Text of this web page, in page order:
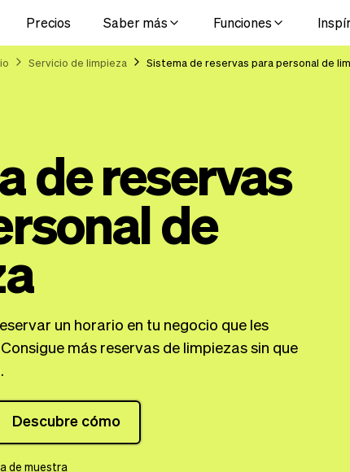
Precios Saber más Funciones
Servicio de limpieza Sistema de reservas para personal de
de reservas
de
un horario en tu negocio que les
más reservas de limpiezas sin que
Descubre cómo
de muestra